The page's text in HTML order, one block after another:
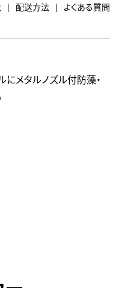
配送方法 よくある質問
メタルノズル付防藻・